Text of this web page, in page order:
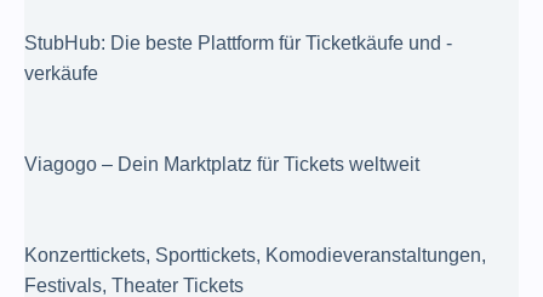
StubHub: Die beste Plattform für Ticketkäufe und -
verkäufe
Viagogo – Dein Marktplatz für Tickets weltweit
Konzerttickets, Sporttickets, Komodieveranstaltungen,
Festivals, Theater Tickets